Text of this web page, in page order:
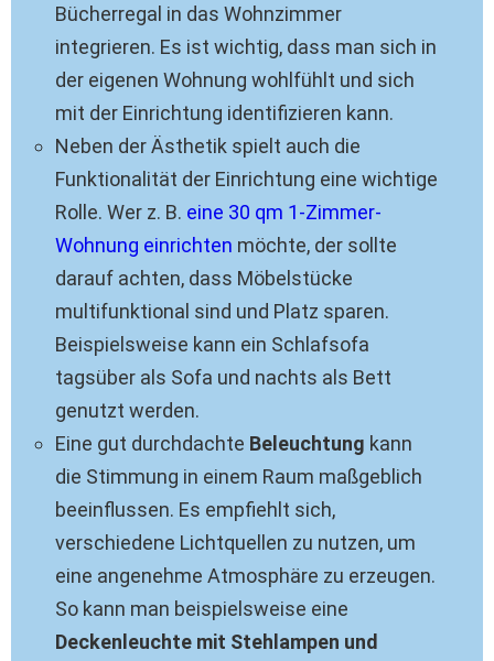
Bücherregal in das Wohnzimmer
integrieren. Es ist wichtig, dass man sich in
der eigenen Wohnung wohlfühlt und sich
mit der Einrichtung identifizieren kann.
Neben der Ästhetik spielt auch die
Funktionalität der Einrichtung eine wichtige
Rolle. Wer z. B. eine 30 qm 1-Zimmer-
Wohnung einrichten möchte, der sollte
darauf achten, dass Möbelstücke
multifunktional sind und Platz sparen.
Beispielsweise kann ein Schlafsofa
tagsüber als Sofa und nachts als Bett
genutzt werden.
Eine gut durchdachte Beleuchtung kann
die Stimmung in einem Raum maßgeblich
beeinflussen. Es empfiehlt sich,
verschiedene Lichtquellen zu nutzen, um
eine angenehme Atmosphäre zu erzeugen.
So kann man beispielsweise eine
Deckenleuchte mit Stehlampen und